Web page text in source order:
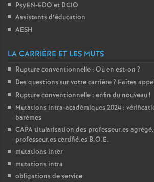
PsyEN-EDO et DCIO
Assistants d’éducation
AESH
LA CARRIÈRE ET LES MUTS
Rupture conventionnelle : Où en est-on ?
Des questions sur votre carrière? Faites
Rupture conventionnelle : enfin du nouveau!
Mutations intra-académiques 2024 :
barèmes
CAPAtitularisation des professeur.es
professeur.es certifié.es B.O.E.
mutations inter
mutations intra
obligations de service